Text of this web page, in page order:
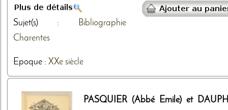
Sujet(s) :
Bibliographie
Charentes
Epoque : XXe siècle
PASQUIER (Abbé Emile) et